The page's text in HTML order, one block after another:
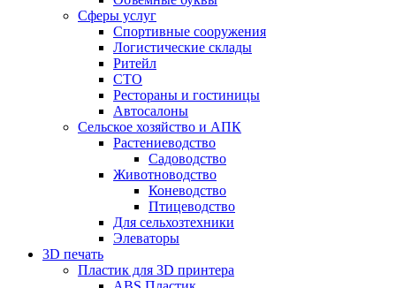
Сферы услуг
Спортивные сооружения
Логистические склады
Ритейл
СТО
Рестораны и гостиницы
Автосалоны
Сельское хозяйство и АПК
Растениеводство
Садоводство
Животноводство
Коневодство
Птицеводство
Для сельхозтехники
Элеваторы
3D печать
Пластик для 3D принтера